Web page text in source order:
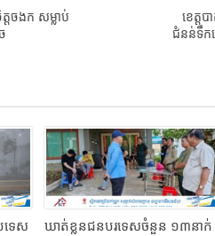
តចងក សម្លាប់
ខេត្ត
ជំនន់ទឹក
ទេស
ឃាត់ខ្លួនជនបរទេសចំនួន ១៣នាក់